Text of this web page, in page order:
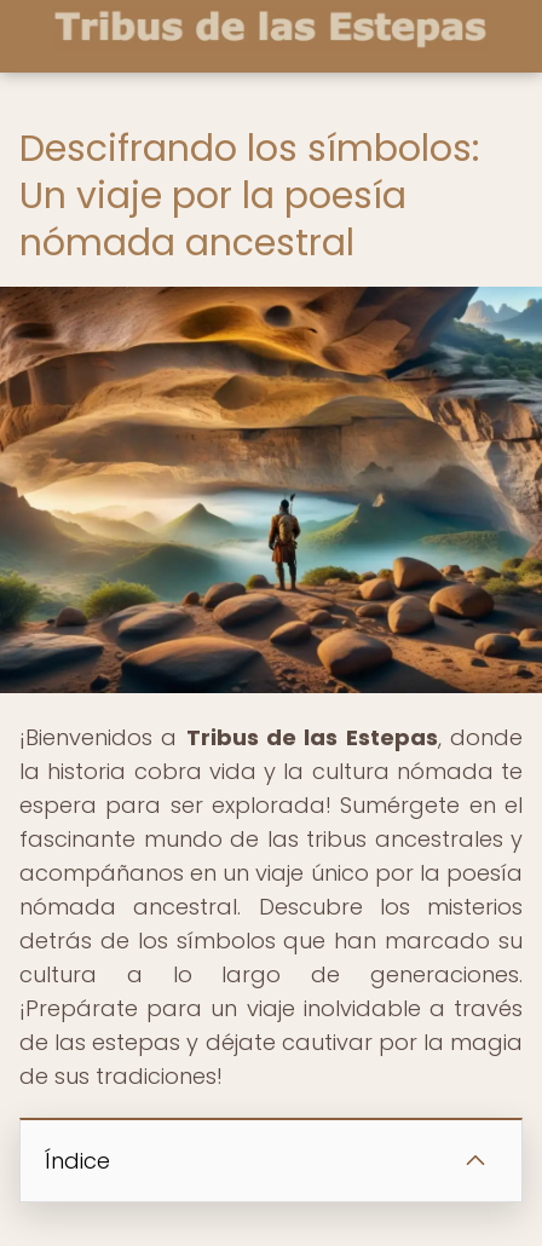
Descifrando los símbolos:
Un viaje por la poesía
nómada ancestral
¡Bienvenidos a Tribus de las Estepas, donde
la historia cobra vida y la cultura nómada te
espera para ser explorada! Sumérgete en el
fascinante mundo de las tribus ancestrales y
acompáñanos en un viaje único por la poesía
nómada ancestral. Descubre los misterios
detrás de los símbolos que han marcado su
cultura a lo largo de generaciones.
¡Prepárate para un viaje inolvidable a través
de las estepas y déjate cautivar por la magia
de sus tradiciones!
Índice